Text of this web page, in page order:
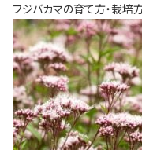
フジバカマの育て方・栽培